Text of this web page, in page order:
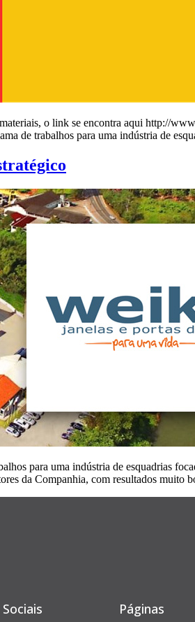
o link se encontra aqui http://
de trabalhos para uma indústria de
para uma indústria de esquadrias
da Companhia, com resultados muito
Páginas